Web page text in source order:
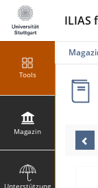
ILIAS
Tools
Magazin
Unterstützung